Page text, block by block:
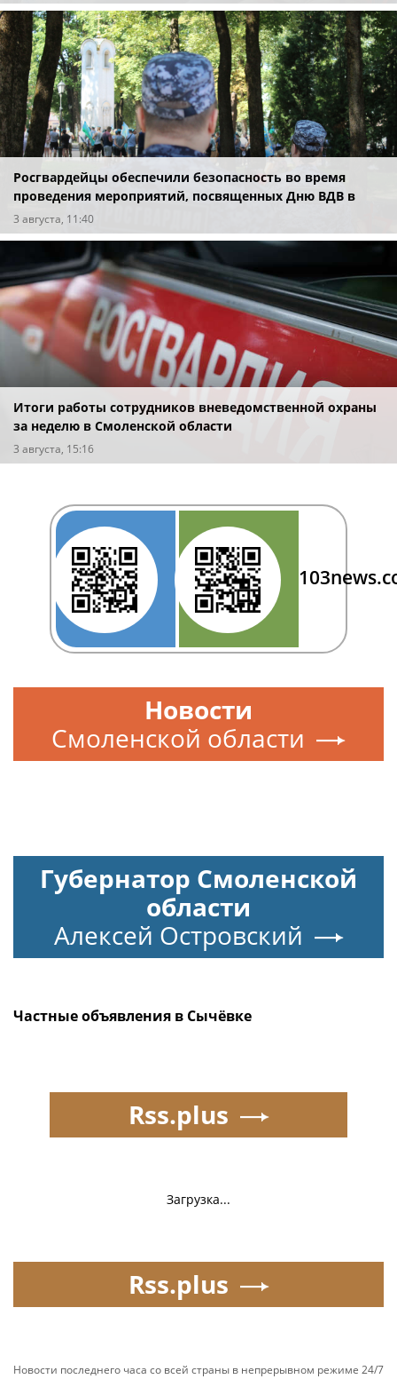
Росгвардейцы обеспечили безопасность во время
проведения мероприятий, посвященных Дню ВДВ в
Смоленске
3 августа, 11:40
Итоги работы сотрудников вневедомственной охраны
за неделю в Смоленской области
3 августа, 15:16
Новости
Смоленской области
Губернатор Смоленской
области
Алексей Островский
Частные объявления в Сычёвке
Загрузка...
Rss.plus
Rss.plus
Новости последнего часа со всей страны в непрерывном режиме 24/7